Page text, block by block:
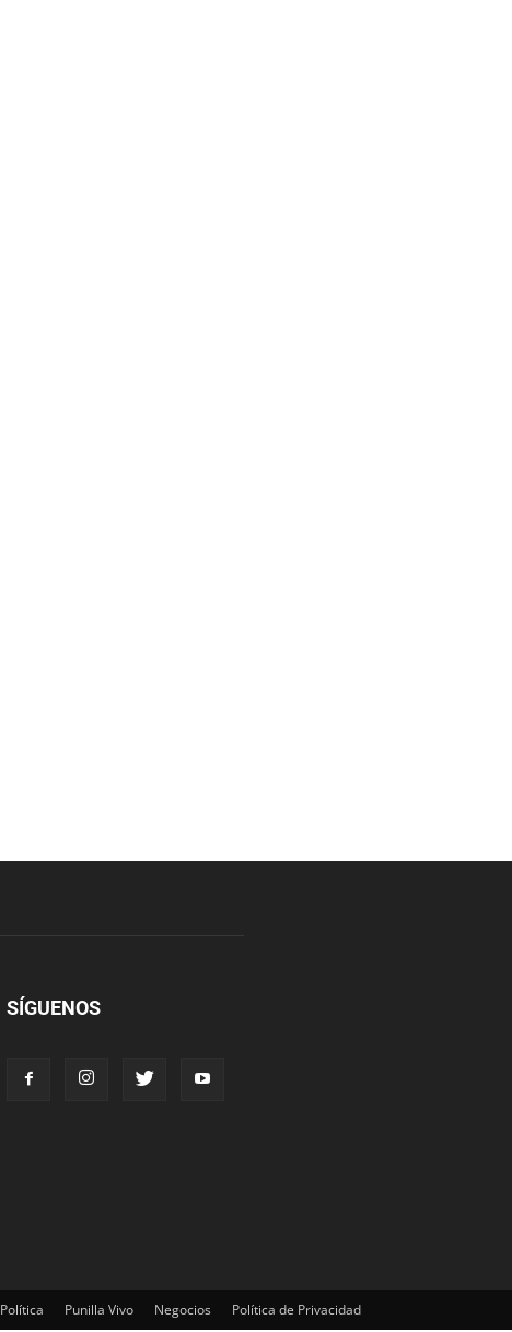
SÍGUENOS
Política Punilla Vivo Negocios Política de Privacidad